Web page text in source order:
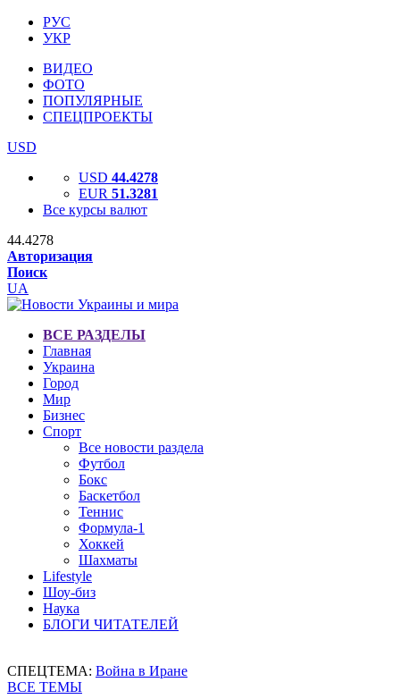
РУС
УКР
ВИДЕО
ФОТО
ПОПУЛЯРНЫЕ
СПЕЦПРОЕКТЫ
USD
USD 44.4278
EUR 51.3281
Все курсы валют
44.4278
Авторизация
Поиск
UA
ВСЕ РАЗДЕЛЫ
Главная
Украина
Город
Мир
Бизнес
Спорт
Все новости раздела
Футбол
Бокс
Баскетбол
Теннис
Формула-1
Хоккей
Шахматы
Lifestyle
Шоу-биз
Наука
БЛОГИ ЧИТАТЕЛЕЙ
СПЕЦТЕМА: Война в Иране
ВСЕ ТЕМЫ